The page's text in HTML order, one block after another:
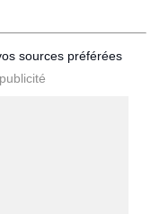
sources préférées